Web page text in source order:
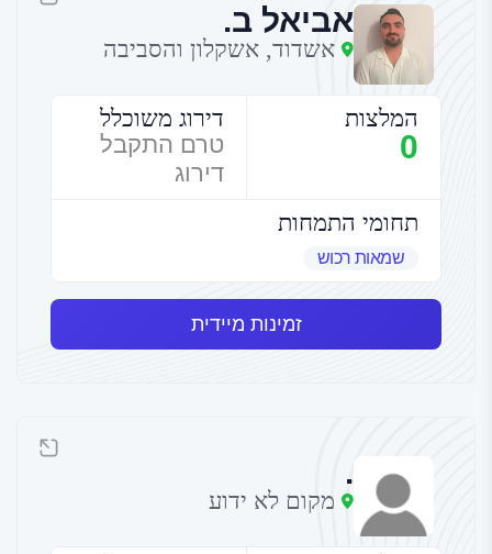
אביאל ב.
אשדוד, אשקלון והסביבה
המלצות
0
דירוג משוכלל
טרם התקבל
דירוג
תחומי התמחות
שמאות רכוש
זמינות מיידית
.
מקום לא ידוע